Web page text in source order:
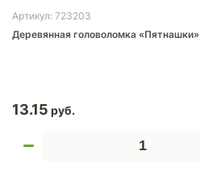
Артикул: 723203
Деревянная головоломка «Пятнашки»
13.15